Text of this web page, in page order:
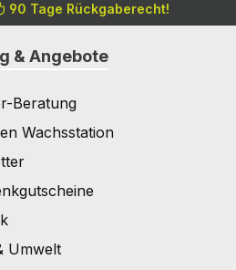
90 Tage Rückgaberecht!
& Angebote
Beratung
Wachsstation
Umwelt